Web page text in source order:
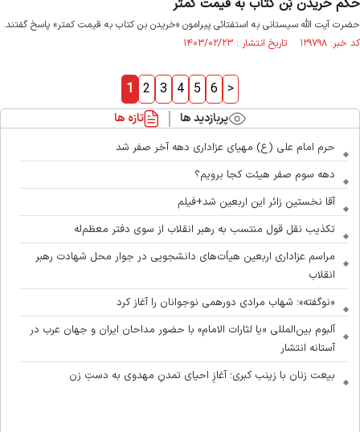
حکم خریدن بُن کتاب به قیمت کمتر
حضرت آیت الله سیستانی به استفتائی پیرامون «خریدن بن کتاب به قیمت کمتر» پاسخ گفتند.
کد خبر: ۱۲۹۷۹۸ تاریخ انتشار : ۱۴۰۳/۰۲/۲۳
1 2 3 4 5 6 >
پربازدید ها تازه ها
حرم امام علی (ع) مهیای عزاداری دهه آخر صفر شد
دهه سوم صفر هیئت کجا برویم؟
آقا نخستین زائر این اربعین شد+فیلم
تکذیب نقل قول منتسب به رهبر انقلاب از سوی دفتر معظم‌له
مراسم عزاداری اربعین هیأت‌های دانشجویی در جوار محل شهادت رهبر
انقلاب
«نوگفته»؛ شهاب مرادی دورهمی نوجوانان را آغاز کرد
آلبوم بین‌المللی «یا لثارات الامام» با حضور مداحان ایران و جهان عرب در
آستانه انتشار
بیعت زنان با زینب کبری؛ آغازِ احیای تمدنِ مهدوی به دستِ زن